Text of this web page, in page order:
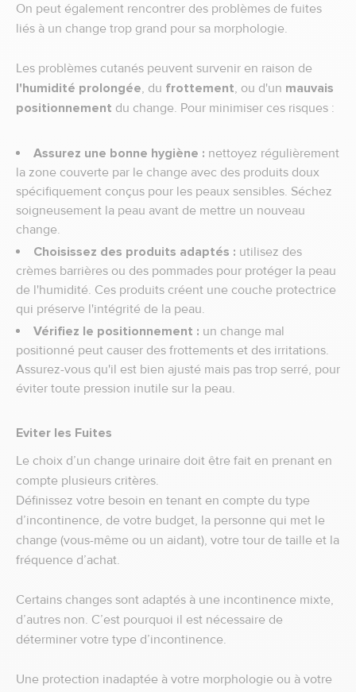
On peut également rencontrer des problèmes de fuites
liés à un change trop grand pour sa morphologie.
Les problèmes cutanés peuvent survenir en raison de
l'humidité prolongée, du frottement, ou d'un mauvais
positionnement du change. Pour minimiser ces risques :
Assurez une bonne hygiène : nettoyez régulièrement
la zone couverte par le change avec des produits doux
spécifiquement conçus pour les peaux sensibles. Séchez
soigneusement la peau avant de mettre un nouveau
change.
Choisissez des produits adaptés : utilisez des
crèmes barrières ou des pommades pour protéger la peau
de l'humidité. Ces produits créent une couche protectrice
qui préserve l'intégrité de la peau.
Vérifiez le positionnement : un change mal
positionné peut causer des frottements et des irritations.
Assurez-vous qu'il est bien ajusté mais pas trop serré, pour
éviter toute pression inutile sur la peau.
Eviter les Fuites
Le choix d’un change urinaire doit être fait en prenant en
compte plusieurs critères.
Définissez votre besoin en tenant en compte du type
d’incontinence, de votre budget, la personne qui met le
change (vous-même ou un aidant), votre tour de taille et la
fréquence d’achat.
Certains changes sont adaptés à une incontinence mixte,
d’autres non. C’est pourquoi il est nécessaire de
déterminer votre type d’incontinence.
Une protection inadaptée à votre morphologie ou à votre